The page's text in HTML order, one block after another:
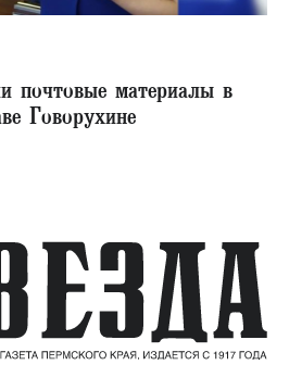
почтовые материалы в
Говорухине